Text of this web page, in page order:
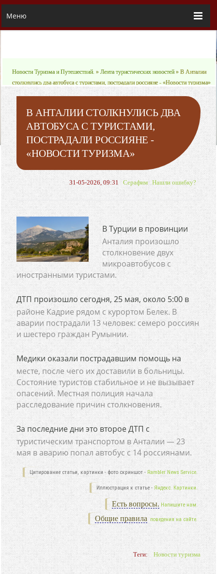
Меню
Новости Туризма и Путешествий. »Лента туристических новостей » В Анталии
столкнулись два автобуса с туристами, пострадали россияне - «Новости туризма»
В АНТАЛИИ СТОЛКНУЛИСЬ ДВА
АВТОБУСА С ТУРИСТАМИ,
ПОСТРАДАЛИ РОССИЯНЕ -
«НОВОСТИ ТУРИЗМА»
31-05-2026, 09:31 Серафим Нашли ошибку?
В Турции в провинции
Анталия произошло
столкновение двух
микроавтобусов с
иностранными туристами.
ДТП произошло сегодня, 25 мая, около 5:00 в
районе Кадрие рядом с курортом Белек. В
аварии пострадали 13 человек: семеро россиян
и шестеро граждан Румынии.
Медики оказали пострадавшим помощь на
месте, после чего их доставили в больницы.
Состояние туристов стабильное и не вызывает
опасений. Местная полиция начала
расследование причин столкновения.
За последние дни это второе ДТП с
туристическим транспортом в Анталии — 23
мая в аварию попал автобус с 14 россиянами.
Цитирование статьи, картинки - фото скриншот - Rambler News Service.
Иллюстрация к статье - Яндекс. Картинки.
Есть вопросы. Напишите нам.
Общие правила поведения на сайте.
Теги: Новости туризма